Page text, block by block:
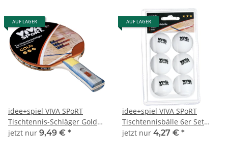
AUF LAGER
idee+spiel VIVA SPoRT
Tischtennis-Schläger Gold
744-74402
jetzt nur 9,49 € *
AUF LAGER
idee+spiel VIVA SPoRT
Tischtennisbälle 6er Set
744-74404
jetzt nur 4,27 € *